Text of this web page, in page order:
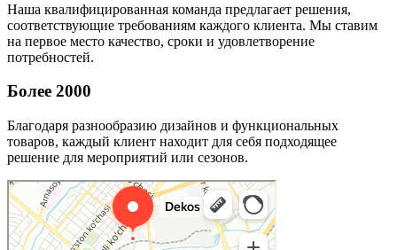
Наша квалифицированная команда предлагает решения,
соответствующие требованиям каждого клиента. Мы ставим
на первое место качество, сроки и удовлетворение
потребностей.
Более 2000
Благодаря разнообразию дизайнов и функциональных
товаров, каждый клиент находит для себя подходящее
решение для мероприятий или сезонов.